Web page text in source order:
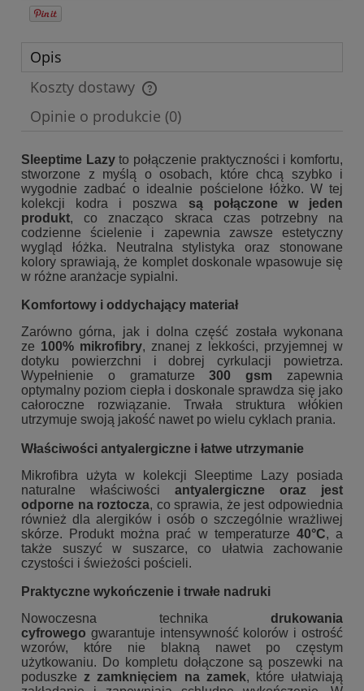
Opis
Koszty dostawy
Cena nie zawiera ewentualnych kosztów płatności
Opinie o produkcie (0)
Sleeptime Lazyto połączenie praktyczności i komfortu,
stworzone z myślą o osobach, które chcą szybko i
wygodnie zadbać o idealnie pościelone łóżko. W tej
kolekcji kodra i poszwa są połączone w jeden
produkt, co znacząco skraca czas potrzebny na
codzienne ścielenie i zapewnia zawsze estetyczny
wygląd łóżka. Neutralna stylistyka oraz stonowane
kolory sprawiają, że komplet doskonale wpasowuje się
w różne aranżacje sypialni.
Komfortowy i oddychający materiał
Zarówno górna, jak i dolna część została wykonana
ze 100% mikrofibry, znanej z lekkości, przyjemnej w
dotyku powierzchni i dobrej cyrkulacji powietrza.
Wypełnienie o gramaturze300 gsm zapewnia
optymalny poziom ciepła i doskonale sprawdza się jako
całoroczne rozwiązanie. Trwała struktura włókien
utrzymuje swoją jakość nawet po wielu cyklach prania.
Właściwości antyalergiczne i łatwe utrzymanie
Mikrofibra użyta w kolekcji Sleeptime Lazy posiada
naturalne właściwości antyalergiczne oraz jest
odporne na roztocza, co sprawia, że jest odpowiednia
również dla alergików i osób o szczególnie wrażliwej
skórze. Produkt można prać w temperaturze 40°C, a
także suszyć w suszarce, co ułatwia zachowanie
czystości i świeżości pościeli.
Praktyczne wykończenie i trwałe nadruki
Nowoczesna technika drukowania
cyfrowego gwarantuje intensywność kolorów i ostrość
wzorów, które nie blakną nawet po częstym
użytkowaniu. Do kompletu dołączone są poszewki na
poduszke z zamknięciem na zamek, które ułatwiają